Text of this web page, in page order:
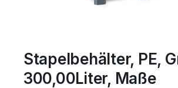
Stapelbehälter, PE,
300,00Liter, Maße